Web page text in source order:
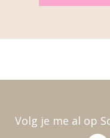
Volg je me al op